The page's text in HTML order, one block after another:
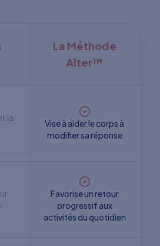
La Méthode
Alter™
la
Vise à aider le corps à
modifier sa réponse
Favorise un retour
progressif aux
activités du quotidien